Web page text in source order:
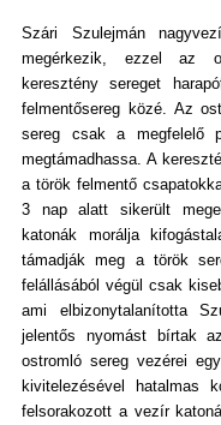
Szári Szulejmán
megérkezik, ezzel az
keresztény sereget
felmentősereg közé. Az
sereg csak a megfelelő
megtámadhassa. A
a török felmentő
3 nap alatt sikerült
katonák morálja
támadják meg a török
felállásából végül csak
ami elbizonytalanította
jelentős nyomást bírtak
ostromló sereg vezérei
kivitelezésével hatalmas
felsorakozott a vezír